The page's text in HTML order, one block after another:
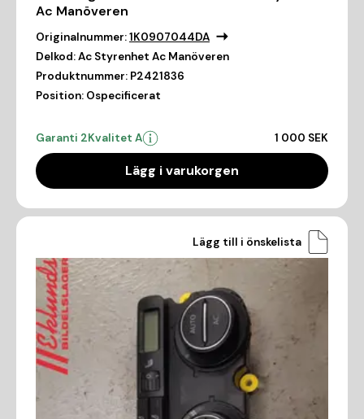
Ac Manöveren
Originalnummer:1K0907044DA
Delkod:Ac Styrenhet Ac Manöveren
Produktnummer: P2421836
Position: Ospecificerat
Garanti 2Kvalitet A 1 000 SEK
Lägg i varukorgen
Lägg till i önskelista